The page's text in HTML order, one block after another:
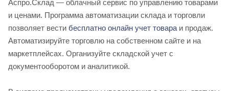
Аспро.Склад — облачный сервис по управлению товарами
и ценами. Программа автоматизации склада и торговли
позволяет вести бесплатно онлайн учет товара и продаж.
Автоматизируйте торговлю на собственном сайте и на
маркетплейсах. Организуйте складской учет с
документооборотом и аналитикой.